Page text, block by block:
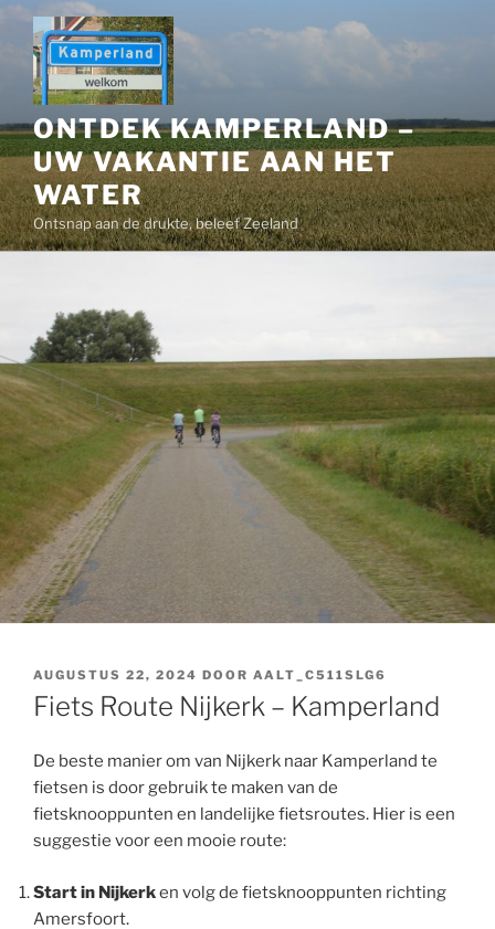
Ga
inhoud
ONTDEK KAMPERLAND –
UW VAKANTIE AAN HET
WATER
Ontsnap aan de drukte, beleef Zeeland
GEPLAATST
OP
AUGUSTUS 22, 2024 DOOR AALT_C511SLG6
Fiets Route Nijkerk – Kamperland
De beste manier om van Nijkerk naar Kamperland te
fietsen is door gebruik te maken van de
fietsknooppunten en landelijke fietsroutes. Hier is een
suggestie voor een mooie route:
Start in Nijkerken volg de fietsknooppunten richting
Amersfoort.